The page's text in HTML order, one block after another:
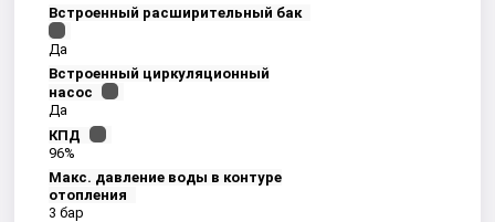
Встроенный расширительный бак
Да
Встроенный циркуляционный
насос
Да
КПД
96%
Макс. давление воды в контуре
отопления
3 бар